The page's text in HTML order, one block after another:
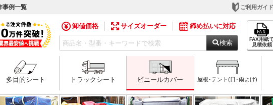
事例一覧 ご利用ガイド
卸値価格 サイズオーダー 締め払いに対応
検索
FAX用紙
見積依頼
多目的シート トラックシート ビニールカバー 屋根･テント(日･雨よけ)